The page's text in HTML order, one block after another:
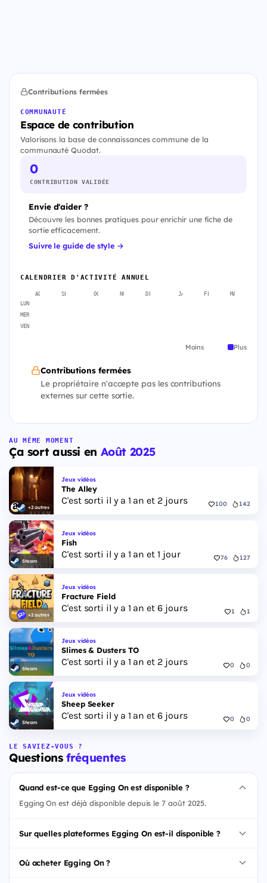
Contributions fermées
COMMUNAUTÉ
Espace de contribution
Valorisons la base de connaissances commune de la
communauté Quodat.
0
CONTRIBUTION VALIDÉE
Envie d'aider ?
Découvre les bonnes pratiques pour enrichir une fiche de
sortie efficacement.
Suivre le guide de style →
CALENDRIER D'ACTIVITÉ ANNUEL
AOÛT SEPT. OCT. NOV. DÉC. JANV. FÉVR. MARS
LUN
MER
VEN
Moins Plus
Contributions fermées
Le propriétaire n'accepte pas les contributions
externes sur cette sortie.
AU MÊME MOMENT
Ça sort aussi en Août 2025
+2 autres
Jeux vidéos
The Alley
C'est sorti il y a 1 an et 2 jours 100 142
Steam
Jeux vidéos
Fish
C'est sorti il y a 1 an et 1 jour 76 127
+2 autres
Jeux vidéos
Fracture Field
C'est sorti il y a 1 an et 6 jours 1 1
Steam
Jeux vidéos
Slimes & Dusters TO
C'est sorti il y a 1 an et 2 jours 0 0
Steam
Jeux vidéos
Sheep Seeker
C'est sorti il y a 1 an et 6 jours 0 0
LE SAVIEZ-VOUS ?
Questionsfréquentes
Quand est-ce que Egging On est disponible ?
Egging On est déjà disponible depuis le 7 août 2025.
Sur quelles plateformes Egging On est-il disponible ?
Où acheter Egging On ?